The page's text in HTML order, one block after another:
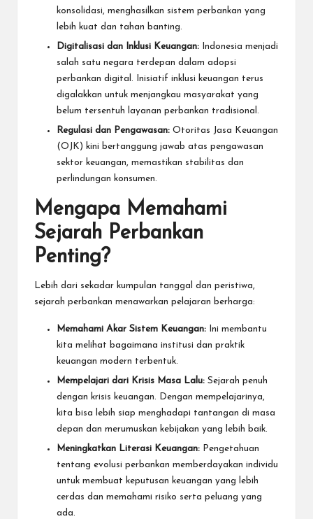
konsolidasi, menghasilkan sistem perbankan yang
lebih kuat dan tahan banting.
Digitalisasi dan Inklusi Keuangan: Indonesia menjadi
salah satu negara terdepan dalam adopsi
perbankan digital. Inisiatif inklusi keuangan terus
digalakkan untuk menjangkau masyarakat yang
belum tersentuh layanan perbankan tradisional.
Regulasi dan Pengawasan: Otoritas Jasa Keuangan
(OJK) kini bertanggung jawab atas pengawasan
sektor keuangan, memastikan stabilitas dan
perlindungan konsumen.
Mengapa Memahami
Sejarah Perbankan
Penting?
Lebih dari sekadar kumpulan tanggal dan peristiwa,
sejarah perbankan menawarkan pelajaran berharga:
Memahami Akar Sistem Keuangan: Ini membantu
kita melihat bagaimana institusi dan praktik
keuangan modern terbentuk.
Mempelajari dari Krisis Masa Lalu: Sejarah penuh
dengan krisis keuangan. Dengan mempelajarinya,
kita bisa lebih siap menghadapi tantangan di masa
depan dan merumuskan kebijakan yang lebih baik.
Meningkatkan Literasi Keuangan: Pengetahuan
tentang evolusi perbankan memberdayakan individu
untuk membuat keputusan keuangan yang lebih
cerdas dan memahami risiko serta peluang yang
ada.